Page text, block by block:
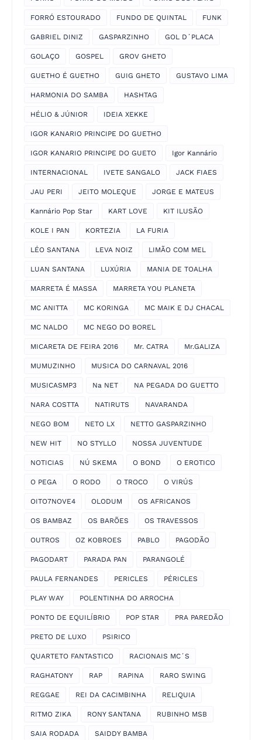
FORRÓ ESTOURADO FUNDO DE QUINTAL FUNK
GABRIEL DINIZ GASPARZINHO GOL D´PLACA
GOLAÇO GOSPEL GROV GHETO
GUETHO É GUETHO GUIG GHETO GUSTAVO LIMA
HARMONIA DO SAMBA HASHTAG
HÉLIO & JÚNIOR IDEIA XEKKE
IGOR KANARIO PRINCIPE DO GUETHO
IGOR KANARIO PRINCIPE DO GUETO Igor Kannário
INTERNACIONAL IVETE SANGALO JACK FIAES
JAU PERI JEITO MOLEQUE JORGE E MATEUS
Kannário Pop Star KART LOVE KIT ILUSÃO
KOLE I PAN KORTEZIA LA FURIA
LÉO SANTANA LEVA NOIZ LIMÃO COM MEL
LUAN SANTANA LUXÚRIA MANIA DE TOALHA
MARRETA É MASSA MARRETA YOU PLANETA
MC ANITTA MC KORINGA MC MAIK E DJ CHACAL
MC NALDO MC NEGO DO BOREL
MICARETA DE FEIRA 2016 Mr. CATRA Mr.GALIZA
MUMUZINHO MUSICA DO CARNAVAL 2016
MUSICASMP3 Na NET NA PEGADA DO GUETTO
NARA COSTTA NATIRUTS NAVARANDA
NEGO BOM NETO LX NETTO GASPARZINHO
NEW HIT NO STYLLO NOSSA JUVENTUDE
NOTICIAS NÚ SKEMA O BOND O EROTICO
O PEGA O RODO O TROCO O VIRÚS
OITO7NOVE4 OLODUM OS AFRICANOS
OS BAMBAZ OS BARÕES OS TRAVESSOS
OUTROS OZ KOBROES PABLO PAGODÃO
PAGODART PARADA PAN PARANGOLÉ
PAULA FERNANDES PERICLES PÉRICLES
PLAY WAY POLENTINHA DO ARROCHA
PONTO DE EQUILÍBRIO POP STAR PRA PAREDÃO
PRETO DE LUXO PSIRICO
QUARTETO FANTASTICO RACIONAIS MC´S
RAGHATONY RAP RAPINA RARO SWING
REGGAE REI DA CACIMBINHA RELIQUIA
RITMO ZIKA RONY SANTANA RUBINHO MSB
SAIA RODADA SAIDDY BAMBA